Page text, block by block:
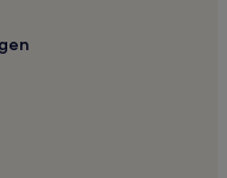
del Tritone